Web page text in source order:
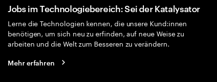
Jobs im Technologiebereich: Sei der Katalysator
Lerne die Technologien kennen, die unsere Kund:innen
benötigen, um sich neu zu erfinden, auf neue Weise zu
arbeiten und die Welt zum Besseren zu verändern.
Mehr erfahren